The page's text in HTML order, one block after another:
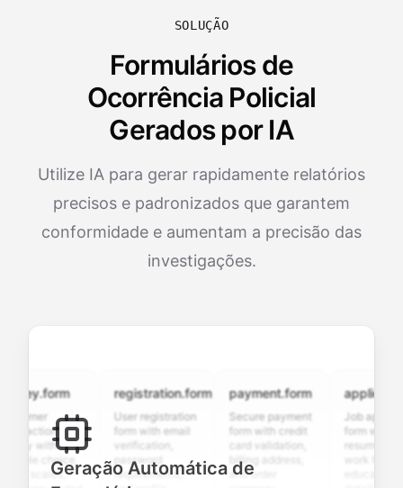
SOLUÇÃO
Formulários de
Ocorrência Policial
Gerados por IA
Utilize IA para gerar rapidamente relatórios
precisos e padronizados que garantem
conformidade e aumentam a precisão das
investigações.
with
choice,
registration.form
User registration
form with email
verification,
password
requirements,
payment.form
Secure payment
form with credit
card validation,
billing address,
and order
Job application
form with
resume upload,
Geração Automática de